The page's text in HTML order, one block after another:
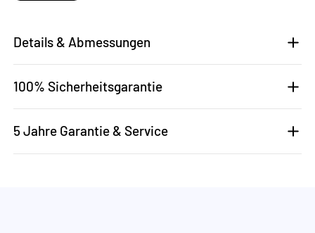
Details & Abmessungen
100% Sicherheitsgarantie
5 Jahre Garantie & Service